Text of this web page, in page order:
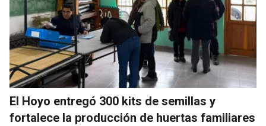
El Hoyo entregó 300 kits de semillas y
fortalece la producción de huertas familiares